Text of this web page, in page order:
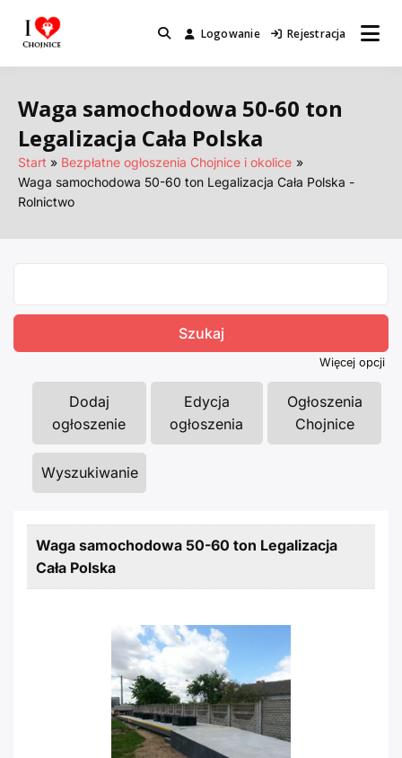
Miejsca które warto odwiedzić.
Logowanie Rejestracja
Waga samochodowa 50-60 ton
Legalizacja Cała Polska
Start
Bezpłatne ogłoszenia Chojnice i okolice
Waga samochodowa 50-60 ton Legalizacja Cała Polska -
Rolnictwo
Więcej opcji
Dodaj
ogłoszenie
Edycja
ogłoszenia
Ogłoszenia
Chojnice
Wyszukiwanie
Waga samochodowa 50-60 ton Legalizacja
Cała Polska